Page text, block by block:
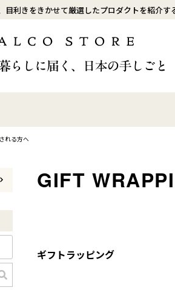
目利きをきかせて厳選したプロダクトを紹介す
れる方へ
ギフトラッピング